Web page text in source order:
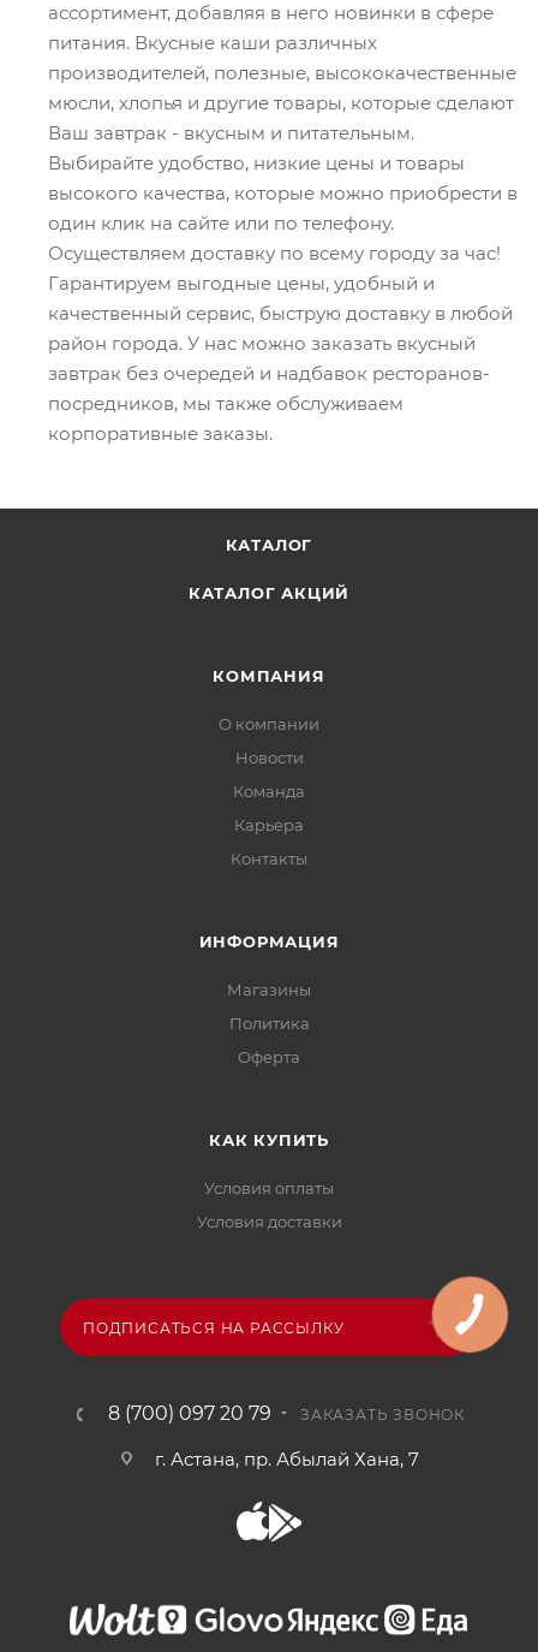
ассортимент, добавляя в него новинки в сфере
питания. Вкусные каши различных
производителей, полезные, высококачественные
мюсли, хлопья и другие товары, которые сделают
Ваш завтрак - вкусным и питательным.
Выбирайте удобство, низкие цены и товары
высокого качества, которые можно приобрести в
один клик на сайте или по телефону.
Осуществляем доставку по всему городу за час!
Гарантируем выгодные цены, удобный и
качественный сервис, быструю доставку в любой
район города. У нас можно заказать вкусный
завтрак без очередей и надбавок ресторанов-
посредников, мы также обслуживаем
корпоративные заказы.
КАТАЛОГ
КАТАЛОГ АКЦИЙ
КОМПАНИЯ
О компании
Новости
Команда
Карьера
Контакты
ИНФОРМАЦИЯ
Магазины
Политика
Офертa
КАК КУПИТЬ
Условия оплаты
Условия доставки
ПОДПИСАТЬСЯ НА РАССЫЛКУ
8 (700) 097 20 79 ЗАКАЗАТЬ ЗВОНОК
г. Астана, пр. Абылай Хана, 7